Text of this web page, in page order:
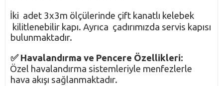
İki adet 3x3m ölçülerinde çift kanatlı kelebek
kilitlenebilir kapı. Ayrıca çadırımızda servis kapısı
bulunmaktadır.
✅ Havalandırma ve Pencere Özellikleri:
Özel havalandırma sistemleriyle menfezlerle
hava akışı sağlanmaktadır.